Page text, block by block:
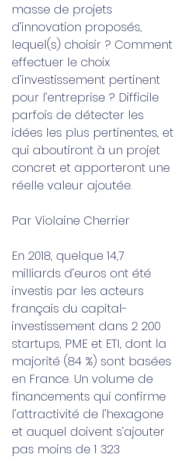
masse de projets
d’innovation proposés,
lequel(s) choisir ? Comment
effectuer le choix
d’investissement pertinent
pour l’entreprise ? Difficile
parfois de détecter les
idées les plus pertinentes, et
qui aboutiront à un projet
concret et apporteront une
réelle valeur ajoutée.
Par Violaine Cherrier
En 2018, quelque 14,7
milliards d’euros ont été
investis par les acteurs
français du capital-
investissement dans 2 200
startups, PME et ETI, dont la
majorité (84 %) sont basées
en France. Un volume de
financements qui confirme
l’attractivité de l’hexagone
et auquel doivent s’ajouter
pas moins de 1 323